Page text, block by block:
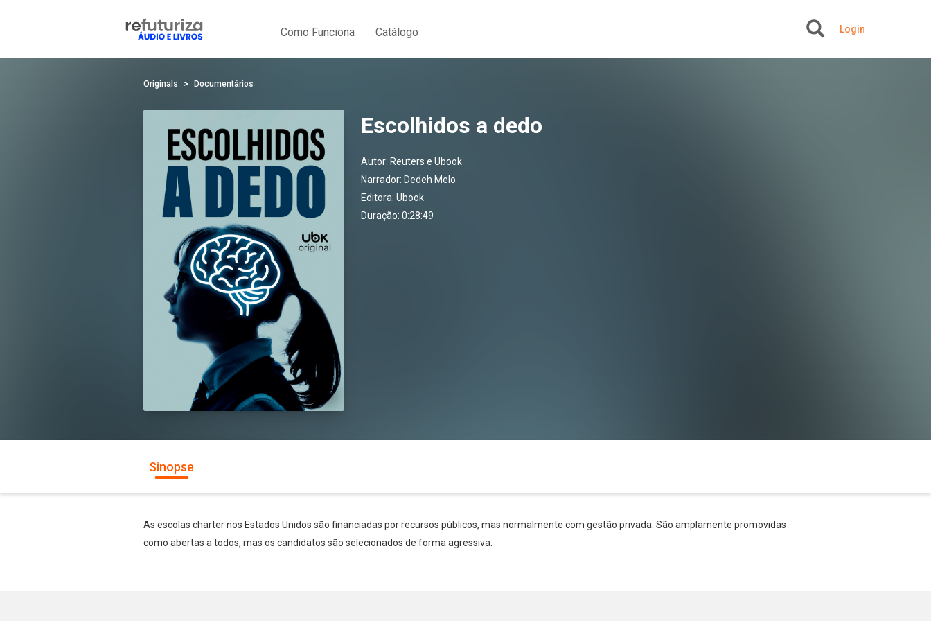
Como Funciona Catálogo Login
Originals Documentários
Escolhidos a dedo
Autor: Reuters e Ubook
Narrador: Dedeh Melo
Editora: Ubook
Duração: 0:28:49
Sinopse
As escolas charter nos Estados Unidos são financiadas por recursos públicos, mas normalmente com gestão privada. São amplamente promovidas
como abertas a todos, mas os candidatos são selecionados de forma agressiva.